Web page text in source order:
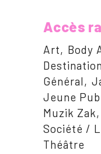
Accès
Art Body
Destination
Général
Jeune
Muzik Zak
Société /
Théâtre